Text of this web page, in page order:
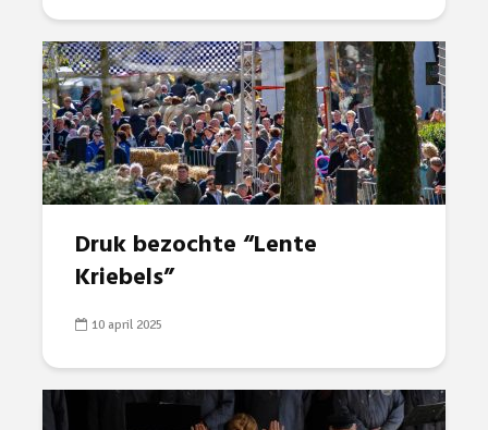
Druk bezochte “Lente
Kriebels”
10 april 2025